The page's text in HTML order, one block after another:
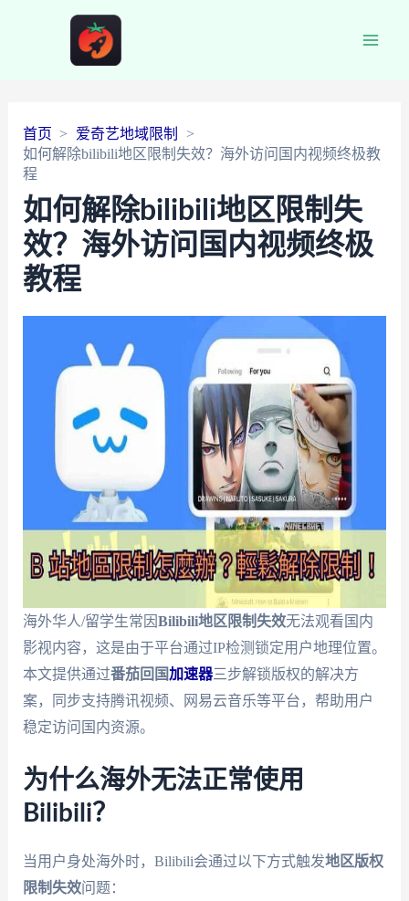
首页
爱奇艺地域限制
如何解除bilibili地区限制失效？海外访问国内视频终极教
程
如何解除bilibili地区限制失
效？海外访问国内视频终极
教程
海外华人/留学生常因Bilibili地区限制失效无法观看国内
影视内容，这是由于平台通过IP检测锁定用户地理位置。
本文提供通过番茄回国加速器三步解锁版权的解决方
案，同步支持腾讯视频、网易云音乐等平台，帮助用户
稳定访问国内资源。
为什么海外无法正常使用
Bilibili？
当用户身处海外时，Bilibili会通过以下方式触发地区版权
限制失效问题：